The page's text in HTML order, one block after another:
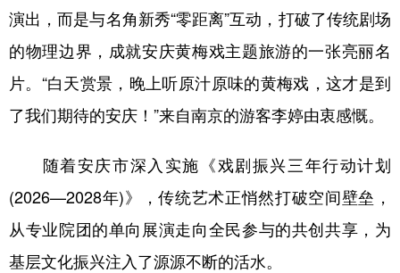
法律 中央文件 金融 汽车
食品 人居 信息化 数字经济
学术中国 乡村振兴 银龄 溯源中国
彩票 娱乐 时尚 悦读
公益 一带一路 亚太网 上市公司
文化产业
演出，而是与名角新秀“零距离”互动，打破了传统剧场
的物理边界，成就安庆黄梅戏主题旅游的一张亮丽名
片。“白天赏景，晚上听原汁原味的黄梅戏，这才是到
了我们期待的安庆！”来自南京的游客李婷由衷感慨。
随着安庆市深入实施《戏剧振兴三年行动计划
(2026—2028年)》，传统艺术正悄然打破空间壁垒，
从专业院团的单向展演走向全民参与的共创共享，为
基层文化振兴注入了源源不断的活水。